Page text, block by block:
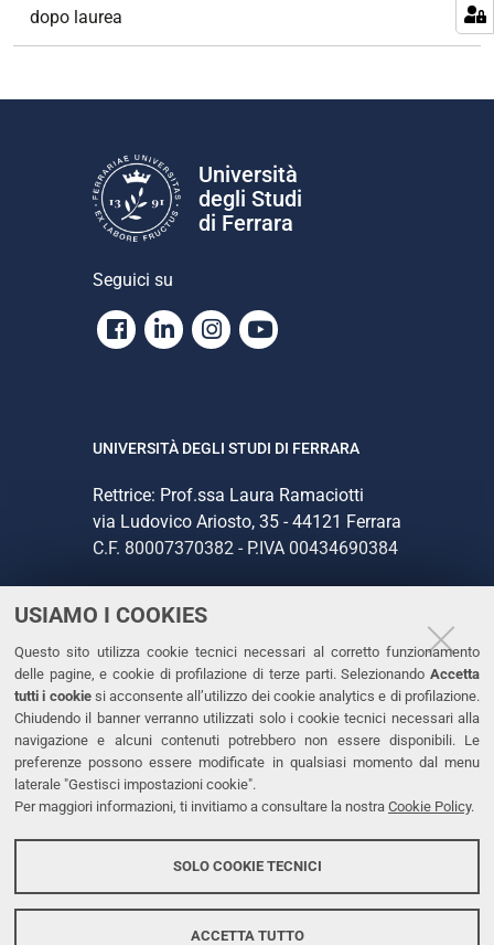
USIAMO I COOKIES
Questo sito utilizza cookie tecnici necessari al corretto funzionamento
delle pagine, e cookie di profilazione di terze parti. Selezionando Accetta
tutti i cookiesi acconsente all’utilizzo dei cookie analytics e di profilazione.
Chiudendo il banner verranno utilizzati solo i cookie tecnici necessari alla
navigazione e alcuni contenuti potrebbero non essere disponibili. Le
preferenze possono essere modificate in qualsiasi momento dal menu
laterale "Gestisci impostazioni cookie".
Per maggiori informazioni, ti invitiamo a consultare la nostra Cookie Policy.
SOLO COOKIE TECNICI
ACCETTA TUTTO
dopo laurea
Università
degli Studi
di Ferrara
Seguici su
Facebook
LinkedinInstagram
Youtube
UNIVERSITÀ DEGLI STUDI DI FERRARA
Rettrice: Prof.ssa Laura Ramaciotti
via Ludovico Ariosto, 35 - 44121 Ferrara
C.F. 80007370382 - P.IVA 00434690384
CONTATTI
Tel. +39 0532 293111
Fax. +39 0532 293031
PEC
LINKS
Dichiarazione di accessibilità
Protezione dati personali